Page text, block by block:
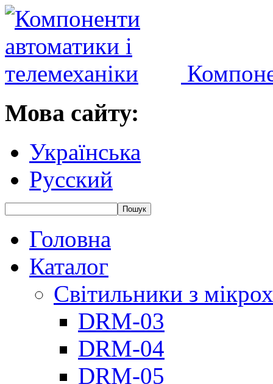
Мова сайту:
Українська
Русский
Головна
Каталог
Світильники з
DRM-03
DRM-04
DRM-05